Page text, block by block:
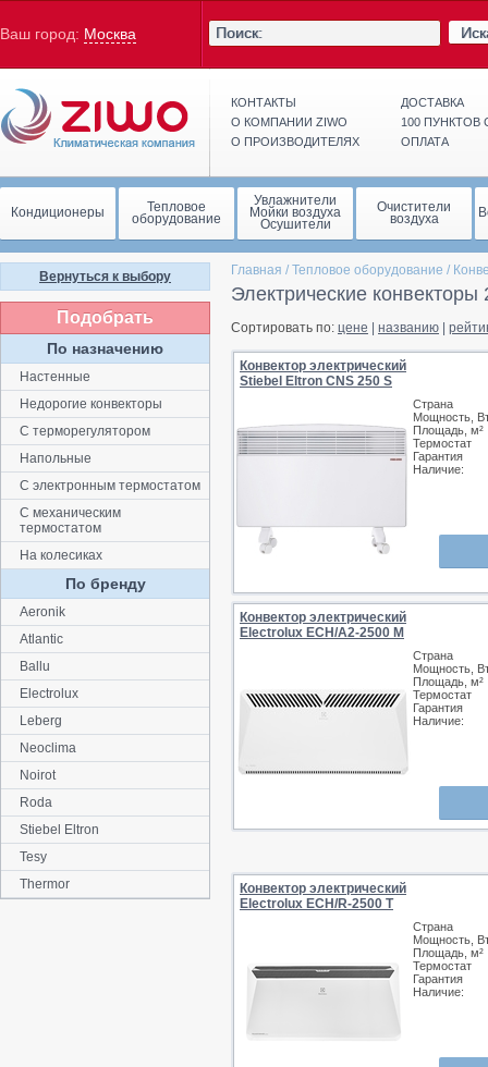
Ваш город: Москва
КОНТАКТЫ
О КОМПАНИИ ZIWO
О ПРОИЗВОДИТЕЛЯХ
ДОСТАВКА
100
ОПЛАТА
Кондиционеры Тепловое
оборудование
Увлажнители
Мойки воздуха
Осушители
Очистители
воздуха
Главная / Тепловое оборудование /
Электрические конвекторы
Сортировать по: цене названию
Конвектор электрический
Stiebel Eltron CNS 250 S
Страна
Мощность,
Площадь, м²
Термостат
Гарантия
Наличие:
Конвектор электрический
Electrolux ECH/A2-2500 M
Страна
Мощность,
Площадь, м²
Термостат
Гарантия
Наличие:
Конвектор электрический
Electrolux ECH/R-2500 T
Страна
Мощность,
Площадь, м²
Термостат
Гарантия
Наличие:
Вернуться к выбору
Подобрать
По назначению
Настенные
Недорогие конвекторы
С терморегулятором
Напольные
С электронным термостатом
С механическим
термостатом
На колесиках
По бренду
Aeronik
Atlantic
Ballu
Electrolux
Leberg
Neoclima
Noirot
Roda
Stiebel Eltron
Tesy
Thermor